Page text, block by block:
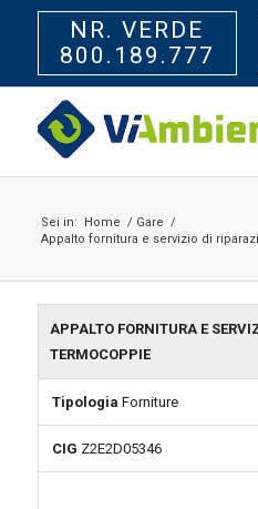
NR. VERDE
800.189.777
Sei in: Home / Gare /
Appalto fornitura e servizio di
APPALTO FORNITURA E
TERMOCOPPIE
Tipologia Forniture
CIG Z2E2D05346